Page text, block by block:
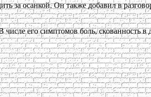
за осанкой. Он также добавил в
его симптомов боль, скованность в